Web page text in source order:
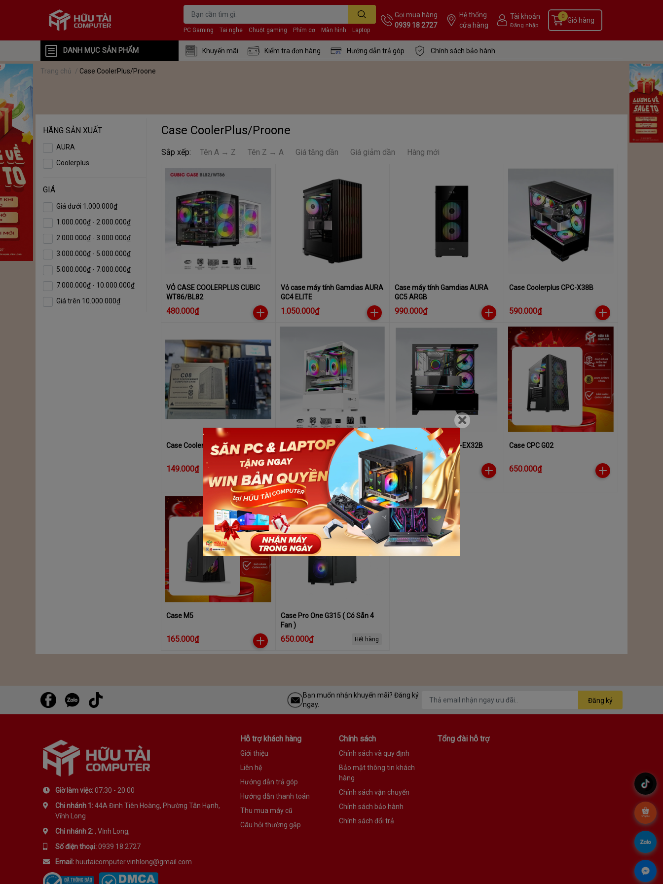
PC Gaming Tai nghe Chuột gaming Phím cơ Màn hình Laptop
Gọi mua hàng
0939 18 2727
Hệ thống
cửa hàng
Tài khoản
Đăng nhập
Giỏ hàng
0
DANH MỤC SẢN PHẨM Khuyến mãi Kiểm tra đơn hàng Hướng dẫn trả góp Chính sách bảo hành
Trang chủ / Case CoolerPlus/Proone
HÃNG SẢN XUẤT
AURA
Coolerplus
GIÁ
Giá dưới 1.000.000₫
1.000.000₫ - 2.000.000₫
2.000.000₫ - 3.000.000₫
3.000.000₫ - 5.000.000₫
5.000.000₫ - 7.000.000₫
7.000.000₫ - 10.000.000₫
Giá trên 10.000.000₫
Case CoolerPlus/Proone
Sắp xếp: Tên A → Z Tên Z → A Giá tăng dần Giá giảm dần Hàng mới
VỎ CASE COOLERPLUS CUBIC
WT86/BL82
480.000₫
Vỏ case máy tính Gamdias AURA
GC4 ELITE
1.050.000₫
Case máy tính Gamdias AURA
GC5 ARGB
990.000₫
Case Coolerplus CPC-X38B
590.000₫
Case CoolerPlus CPC-C08
149.000₫
Case Coolerplus CPC-EX32W
350.000₫
449.990₫ -23%
Case Coolerplus CPC-EX32B
390.000₫
Case CPC G02
650.000₫
Case M5
165.000₫
Case Pro One G315 ( Có Sẵn 4
Fan )
650.000₫ Hết hàng
Bạn muốn nhận khuyến mãi? Đăng ký
ngay.
Đăng ký
Giờ làm việc:07:30 - 20:00
Chi nhánh 1:44A Đinh Tiên Hoàng, Phường Tân Hạnh,
Vĩnh Long
Chi nhánh 2:, Vĩnh Long,
Số điện thoại:0939 18 2727
Email:huutaicomputer.vinhlong@gmail.com
Hỗ trợ khách hàng
Giới thiệu
Liên hệ
Hướng dẫn trả góp
Hướng dẫn thanh toán
Thu mua máy cũ
Câu hỏi thường gặp
Chính sách
Chính sách và quy định
Bảo mật thông tin khách
hàng
Chính sách vận chuyển
Chính sách bảo hành
Chính sách đổi trả
Tổng đài hỗ trợ
.
.
.
.